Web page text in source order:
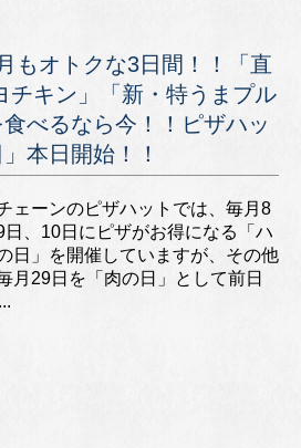
もオトクな3日間！！「直
チキン」「新・特うまプル
べるなら今！！ピザハッ
本日開始！！
ェーンのピザハットでは、毎月8
日、10日にピザがお得になる「ハ
日」を開催していますが、その他
月29日を「肉の日」として前日